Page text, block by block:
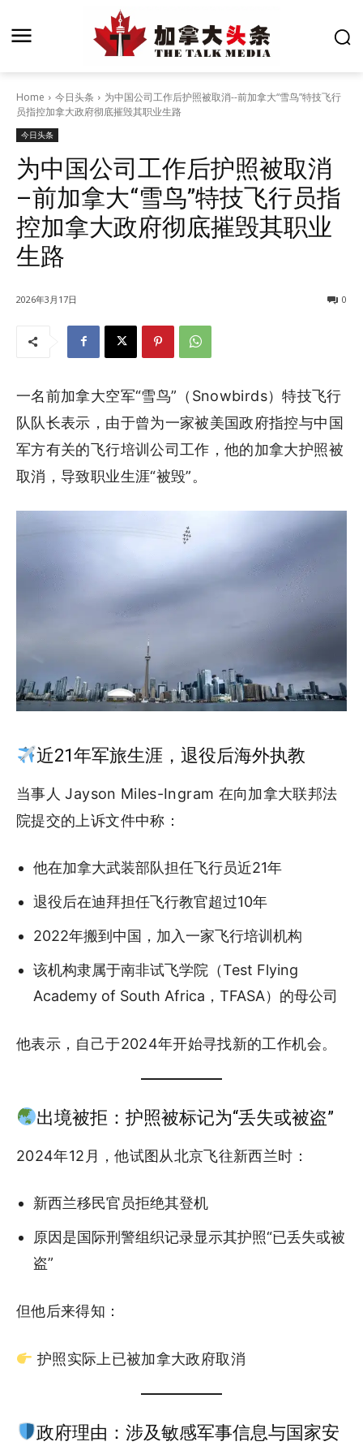
Home 今日头条
为中国公司工作后护照被取消--前加拿大“雪鸟”特技飞行
员指控加拿大政府彻底摧毁其职业生路
今日头条
为中国公司工作后护照被取消
–前加拿大“雪鸟”特技飞行员指
控加拿大政府彻底摧毁其职业
生路
2026年3月17日 0
一名前加拿大空军“雪鸟”（Snowbirds）特技飞行
队队长表示，由于曾为一家被美国政府指控与中国
军方有关的飞行培训公司工作，他的加拿大护照被
取消，导致职业生涯“被毁”。
近21年军旅生涯，退役后海外执教
当事人 Jayson Miles-Ingram 在向加拿大联邦法
院提交的上诉文件中称：
他在加拿大武装部队担任飞行员近21年
退役后在迪拜担任飞行教官超过10年
2022年搬到中国，加入一家飞行培训机构
该机构隶属于南非试飞学院（Test Flying
Academy of South Africa，TFASA）的母公司
他表示，自己于2024年开始寻找新的工作机会。
出境被拒：护照被标记为“丢失或被盗”
2024年12月，他试图从北京飞往新西兰时：
新西兰移民官员拒绝其登机
原因是国际刑警组织记录显示其护照“已丢失或被
盗”
但他后来得知：
护照实际上已被加拿大政府取消
政府理由：涉及敏感军事信息与国家安